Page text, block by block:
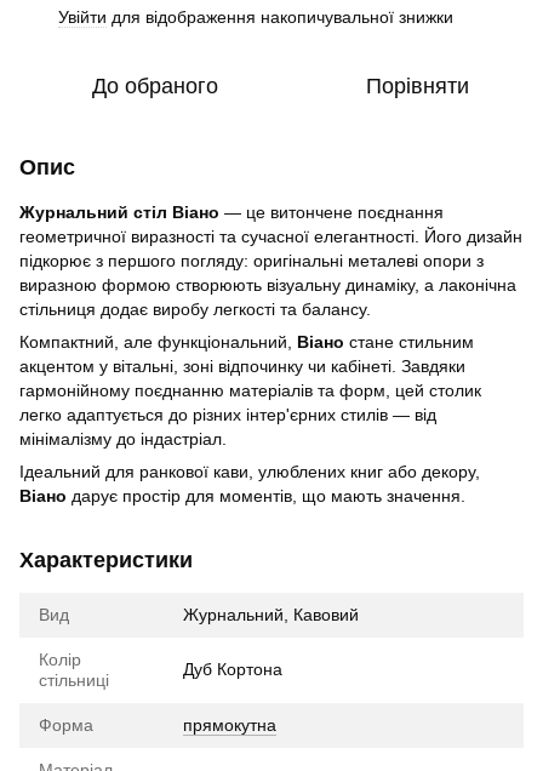
Увійти для відображення накопичувальної знижки
До обраного Порівняти
Опис
Журнальний стіл Віано — це витончене поєднання
геометричної виразності та сучасної елегантності. Його дизайн
підкорює з першого погляду: оригінальні металеві опори з
виразною формою створюють візуальну динаміку, а лаконічна
стільниця додає виробу легкості та балансу.
Компактний, але функціональний, Віано стане стильним
акцентом у вітальні, зоні відпочинку чи кабінеті. Завдяки
гармонійному поєднанню матеріалів та форм, цей столик
легко адаптується до різних інтер'єрних стилів — від
мінімалізму до індастріал.
Ідеальний для ранкової кави, улюблених книг або декору,
Віано дарує простір для моментів, що мають значення.
Характеристики
Вид Журнальний, Кавовий
Колір
стільниці
Дуб Кортона
Форма прямокутна